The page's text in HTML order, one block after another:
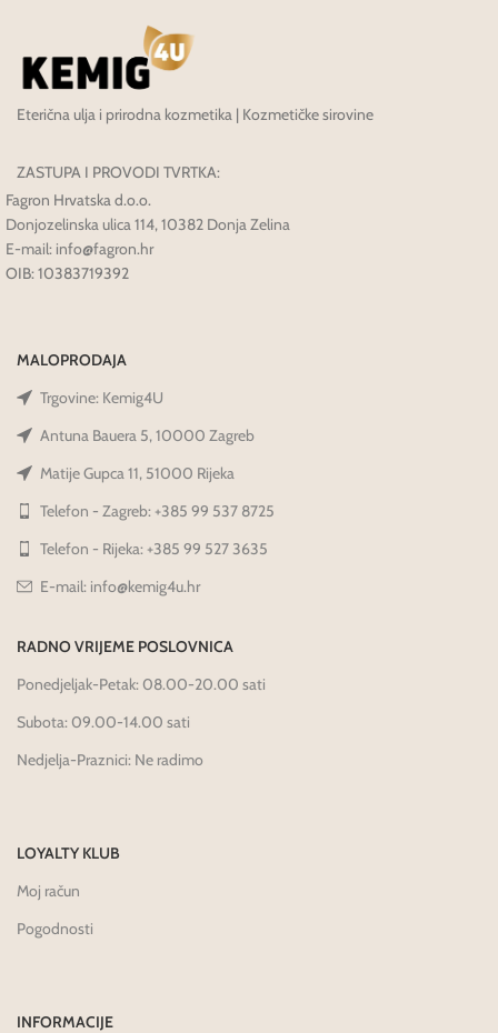
Eterična ulja i prirodna kozmetika | Kozmetičke sirovine
ZASTUPA I PROVODI TVRTKA:
Fagron Hrvatska d.o.o.
Donjozelinska ulica 114, 10382 Donja Zelina
E-mail: info@fagron.hr
OIB: 10383719392
MALOPRODAJA
Trgovine: Kemig4U
Antuna Bauera 5, 10000 Zagreb
Matije Gupca 11, 51000 Rijeka
Telefon - Zagreb: +385 99 537 8725
Telefon - Rijeka: +385 99 527 3635
E-mail: info@kemig4u.hr
RADNO VRIJEME POSLOVNICA
Ponedjeljak-Petak: 08.00-20.00 sati
Subota: 09.00-14.00 sati
Nedjelja-Praznici: Ne radimo
LOYALTY KLUB
Moj račun
Pogodnosti
INFORMACIJE